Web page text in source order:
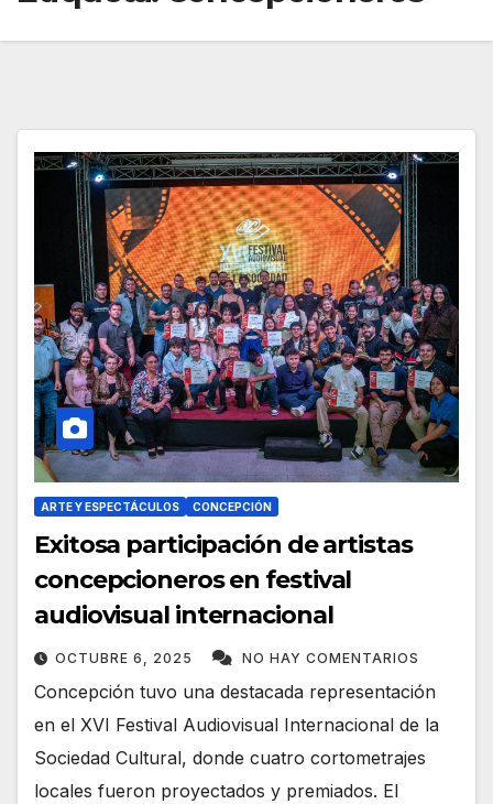
ARTE Y ESPECTÁCULOS CONCEPCIÓN
Exitosa participación de artistas
concepcioneros en festival
audiovisual internacional
OCTUBRE 6, 2025 NO HAY COMENTARIOS
Concepción tuvo una destacada representación
en el XVI Festival Audiovisual Internacional de la
Sociedad Cultural, donde cuatro cortometrajes
locales fueron proyectados y premiados. El